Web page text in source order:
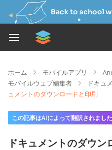
Back to school
ホーム モバイルアプリ
モバイルウェブ編集者
ドキュ
ュメントのダウンロードと印刷
この記事はAIによって翻訳されました
ドキュメントのダウン